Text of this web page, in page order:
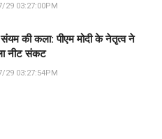
29 03:27:00PM
की कला: पीएम मोदी के नेतृत्व ने
नीट संकट
29 03:27:54PM